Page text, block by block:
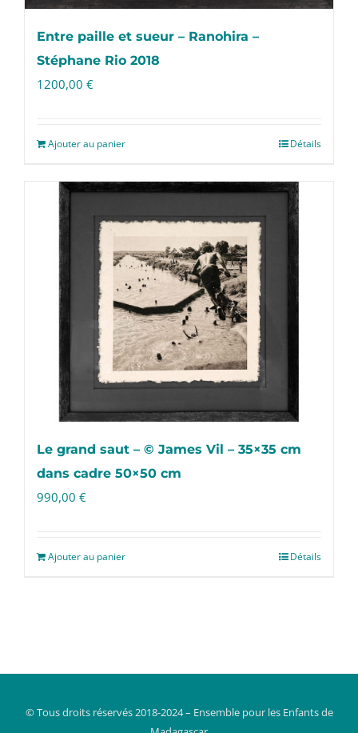
Entre paille et sueur – Ranohira –
Stéphane Rio 2018
1200,00 €
Ajouter au panier Détails
Le grand saut – © James Vil – 35×35 cm
dans cadre 50×50 cm
990,00 €
Ajouter au panier Détails
© Tous droits réservés 2018-2024 – Ensemble pour les Enfants de